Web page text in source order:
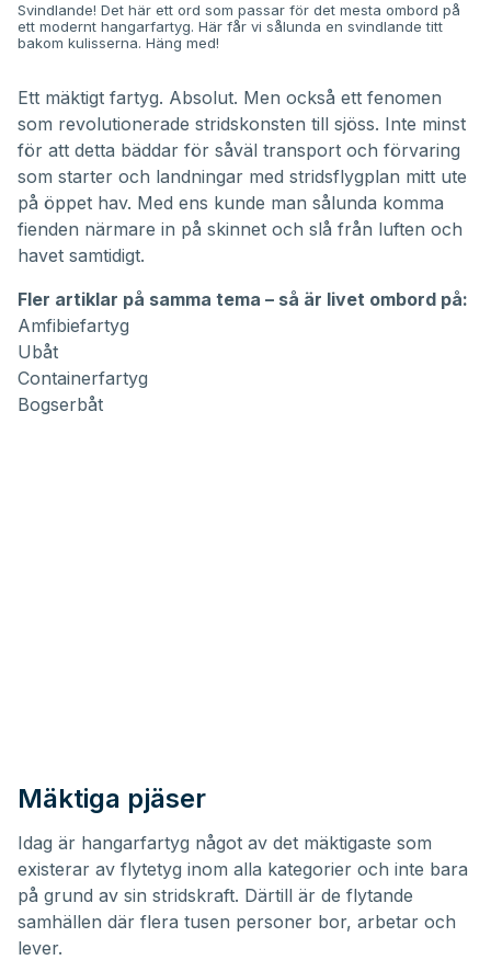
Svindlande! Det här ett ord som passar för det mesta ombord på
ett modernt hangarfartyg. Här får vi sålunda en svindlande titt
bakom kulisserna. Häng med!
Ett mäktigt fartyg. Absolut. Men också ett fenomen
som revolutionerade stridskonsten till sjöss. Inte minst
för att detta bäddar för såväl transport och förvaring
som starter och landningar med stridsflygplan mitt ute
på öppet hav. Med ens kunde man sålunda komma
fienden närmare in på skinnet och slå från luften och
havet samtidigt.
Fler artiklar på samma tema – så är livet ombord på:
Amfibiefartyg
Ubåt
Containerfartyg
Bogserbåt
Mäktiga pjäser
Idag är hangarfartyg något av det mäktigaste som
existerar av flytetyg inom alla kategorier och inte bara
på grund av sin stridskraft. Därtill är de flytande
samhällen där flera tusen personer bor, arbetar och
lever.